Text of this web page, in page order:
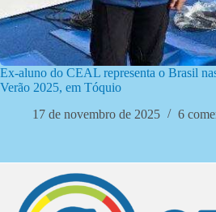
Ex-aluno do CEAL representa o Brasil
Verão 2025, em Tóquio
17 de novembro de 2025
6